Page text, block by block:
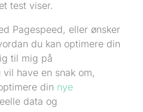
test viser.
Pagespeed, eller ønsker
du kan optimere din
til mig på
vil have en snak om,
din nye
data og